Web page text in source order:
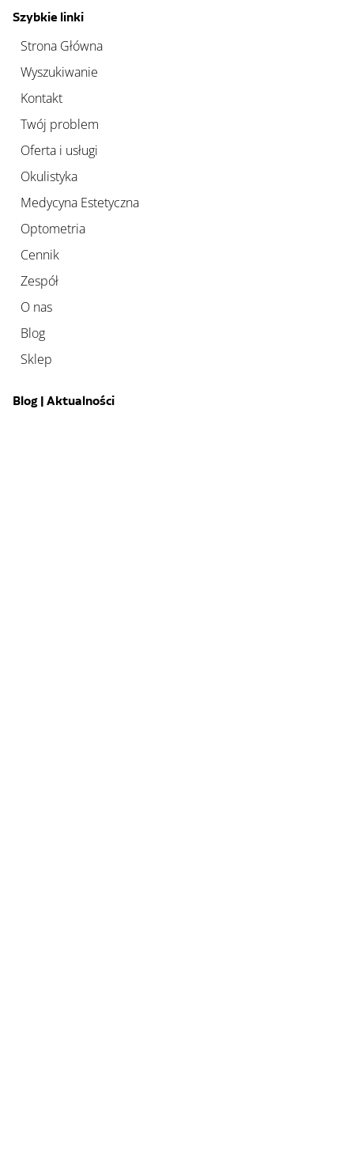
Szybkie linki
Strona Główna
Wyszukiwanie
Kontakt
Twój problem
Oferta i usługi
Okulistyka
Medycyna Estetyczna
Optometria
Cennik
Zespół
O nas
Blog
Sklep
Blog | Aktualności